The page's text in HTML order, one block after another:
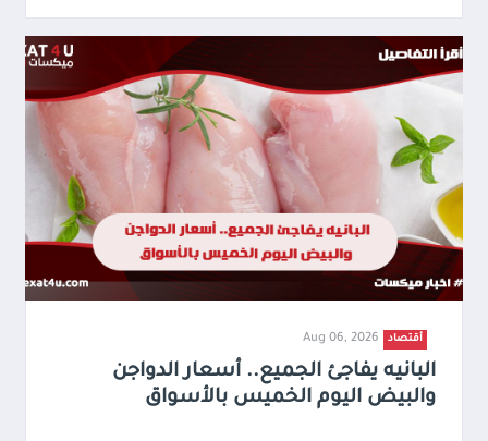
أقتصاد Aug 06, 2026
البانيه يفاجئ الجميع.. أسعار الدواجن
والبيض اليوم الخميس بالأسواق